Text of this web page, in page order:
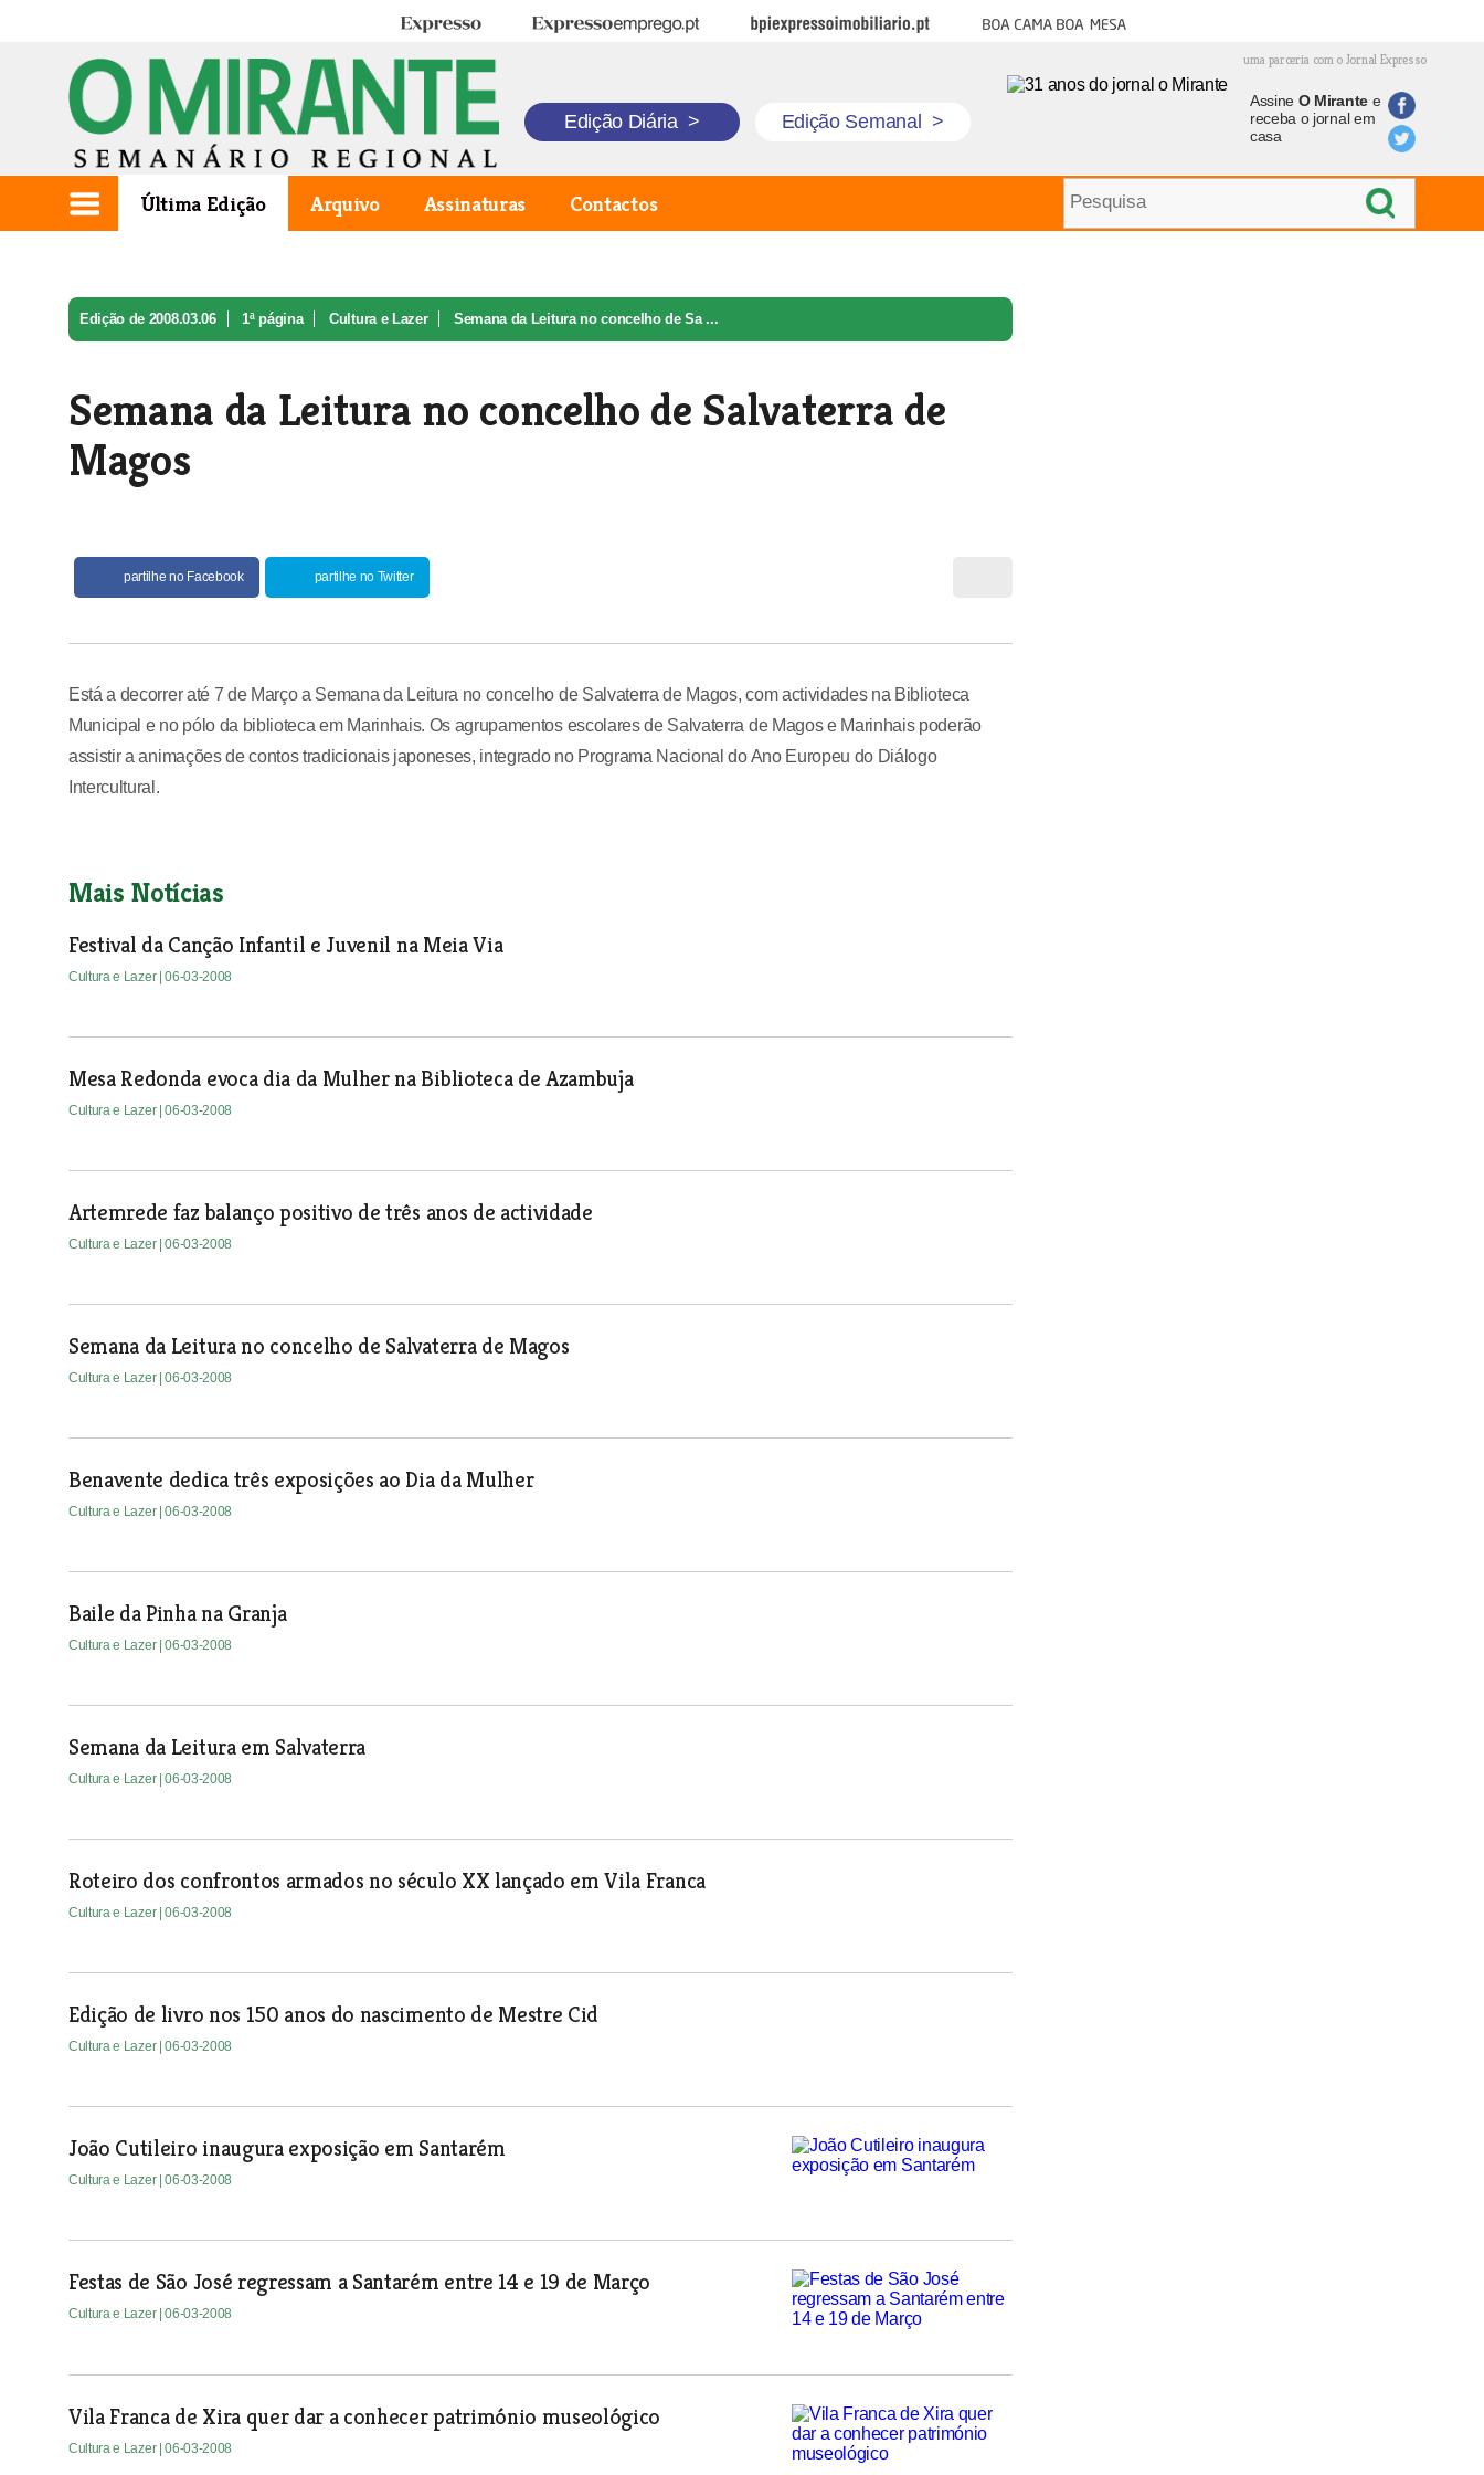
Expresso Expresso Emprego BPI Expresso Imobiliário Boa cama boa mesa
uma parceria com o Jornal Expresso
Edição Diária > Edição Semanal >
Assine O Mirantee
receba o jornal em
casa
Última Edição Arquivo Assinaturas Contactos
Edição de 2008.03.06 1ª página Cultura e Lazer Semana da Leitura no concelho de Sa ...
Semana da Leitura no concelho de Salvaterra de
Magos
partilhe no Facebook partilhe no Twitter
Está a decorrer até 7 de Março a Semana da Leitura no concelho de Salvaterra de Magos, com actividades na Biblioteca
Municipal e no pólo da biblioteca em Marinhais. Os agrupamentos escolares de Salvaterra de Magos e Marinhais poderão
assistir a animações de contos tradicionais japoneses, integrado no Programa Nacional do Ano Europeu do Diálogo
Intercultural.
Mais Notícias
Festival da Canção Infantil e Juvenil na Meia Via
Cultura e Lazer | 06-03-2008
Mesa Redonda evoca dia da Mulher na Biblioteca de Azambuja
Cultura e Lazer | 06-03-2008
Artemrede faz balanço positivo de três anos de actividade
Cultura e Lazer | 06-03-2008
Semana da Leitura no concelho de Salvaterra de Magos
Cultura e Lazer | 06-03-2008
Benavente dedica três exposições ao Dia da Mulher
Cultura e Lazer | 06-03-2008
Baile da Pinha na Granja
Cultura e Lazer | 06-03-2008
Semana da Leitura em Salvaterra
Cultura e Lazer | 06-03-2008
Roteiro dos confrontos armados no século XX lançado em Vila Franca
Cultura e Lazer | 06-03-2008
Edição de livro nos 150 anos do nascimento de Mestre Cid
Cultura e Lazer | 06-03-2008
João Cutileiro inaugura exposição em Santarém
Cultura e Lazer | 06-03-2008
Festas de São José regressam a Santarém entre 14 e 19 de Março
Cultura e Lazer | 06-03-2008
Vila Franca de Xira quer dar a conhecer património museológico
Cultura e Lazer | 06-03-2008